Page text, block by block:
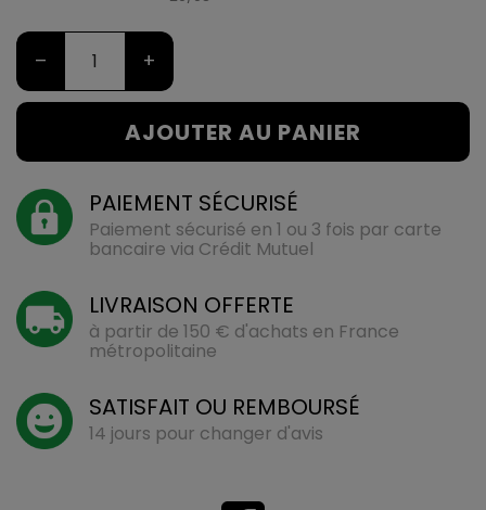
– +
AJOUTER AU PANIER
PAIEMENT SÉCURISÉ
Paiement sécurisé en 1 ou 3 fois par carte
bancaire via Crédit Mutuel
LIVRAISON OFFERTE
à partir de 150 € d'achats en France
métropolitaine
SATISFAIT OU REMBOURSÉ
14 jours pour changer d'avis